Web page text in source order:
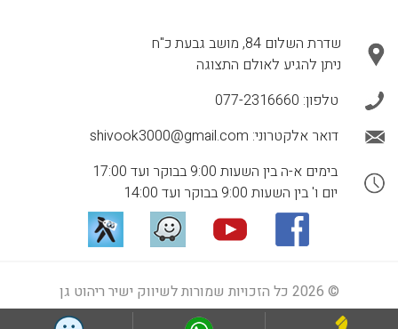
שדרת השלום 84, מושב גבעת כ"ח
ניתן להגיע לאולם התצוגה
טלפון: 077-2316660
דואר אלקטרוני: shivook3000@gmail.com
בימים א-ה בין השעות 9:00 בבוקר ועד 17:00
יום ו' בין השעות 9:00 בבוקר ועד 14:00
© 2026 כל הזכויות שמורות לשיווק ישיר ריהוט גן